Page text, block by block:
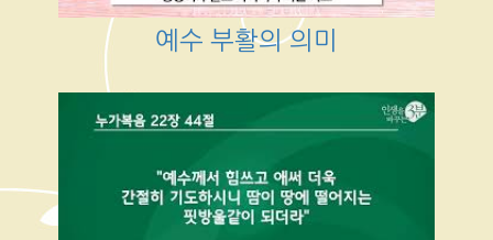
예수 부활의 의미